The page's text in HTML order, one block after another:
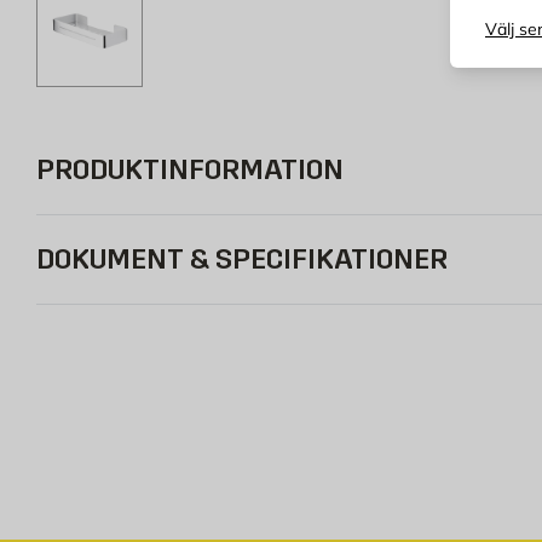
Välj
PRODUKTINFORMATION
DOKUMENT & SPECIFIKATIONER